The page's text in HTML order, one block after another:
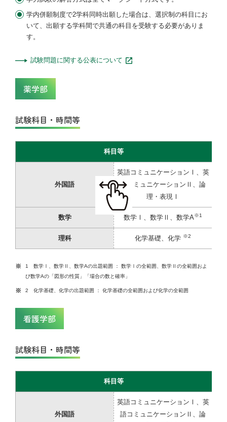
学内併願制度で2学科同時出願した場合は、選択制の科目にお
いて、出願する学科間で共通の科目を受験する必要がありま
す。
試験問題に関する公表について
薬学部
試験科目・時間等
科目等
外国語
英語コミュニケーションⅠ、英
語コミュニケーションⅡ、論
理・表現Ⅰ
数学 数学Ⅰ、数学Ⅱ、数学A※1
理科 化学基礎、化学 ※2
1 数学Ⅰ、数学Ⅱ、数学Aの出題範囲 ： 数学Ⅰの全範囲、数学Ⅱの全範囲およ
び数学Aの「図形の性質」「場合の数と確率」
2 化学基礎、化学の出題範囲 ： 化学基礎の全範囲および化学の全範囲
看護学部
試験科目・時間等
科目等
外国語
英語コミュニケーションⅠ、英
語コミュニケーションⅡ、論